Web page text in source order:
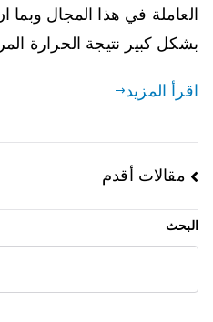
العاملة في هذا المجال
بشكل كبير نتيجة الحرارة
اقرأ المزيد
مقالات أقدم
البحث